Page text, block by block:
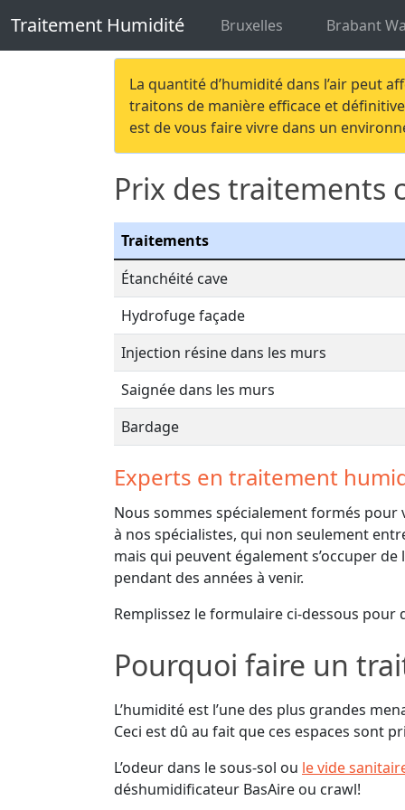
Traitement Humidité Bruxelles Brabant
Traitement Humidité Traitement
La quantité d’humidité dans l’air peut
traitons de manière efficace et
est de vous faire vivre dans un
Prix des traitements
Traitements
Étanchéité cave
Hydrofuge façade
Injection résine dans les murs
Saignée dans les murs
Bardage
Experts en traitement
Nous sommes spécialement formés pour
à nos spécialistes, qui non seulement
mais qui peuvent également s’occuper
pendant des années à venir.
Remplissez le formulaire ci-dessous
Pourquoi faire un
L’humidité est l’une des plus grandes
Ceci est dû au fait que ces espaces sont
L’odeur dans le sous-sol ou le vide
déshumidificateur BasAire ou crawl!